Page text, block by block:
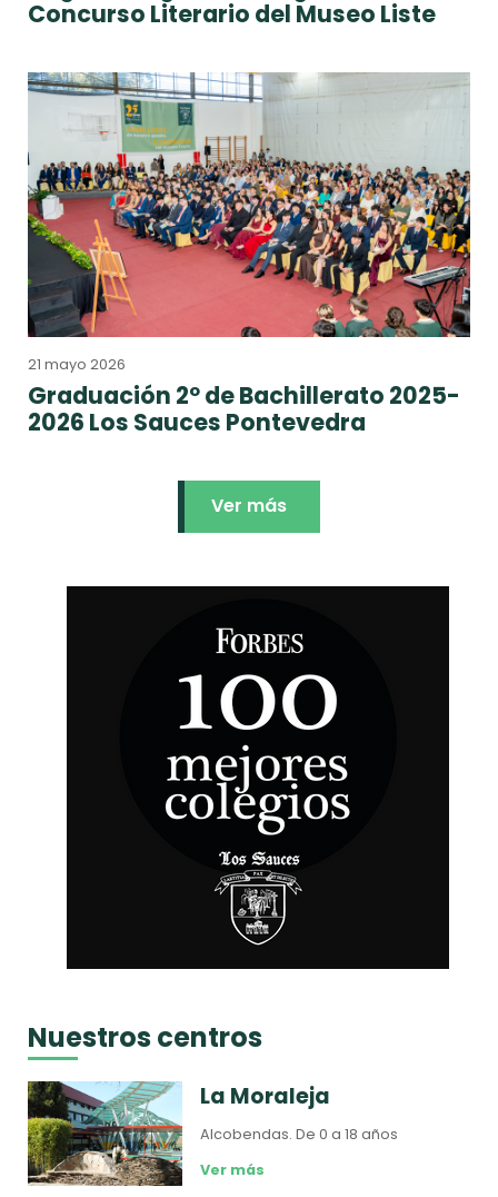
Concurso Literario del Museo Liste
21 mayo 2026
Graduación 2º de Bachillerato 2025-
2026 Los Sauces Pontevedra
Ver más
Nuestros centros
La Moraleja
Alcobendas.De 0 a 18 años
Ver más